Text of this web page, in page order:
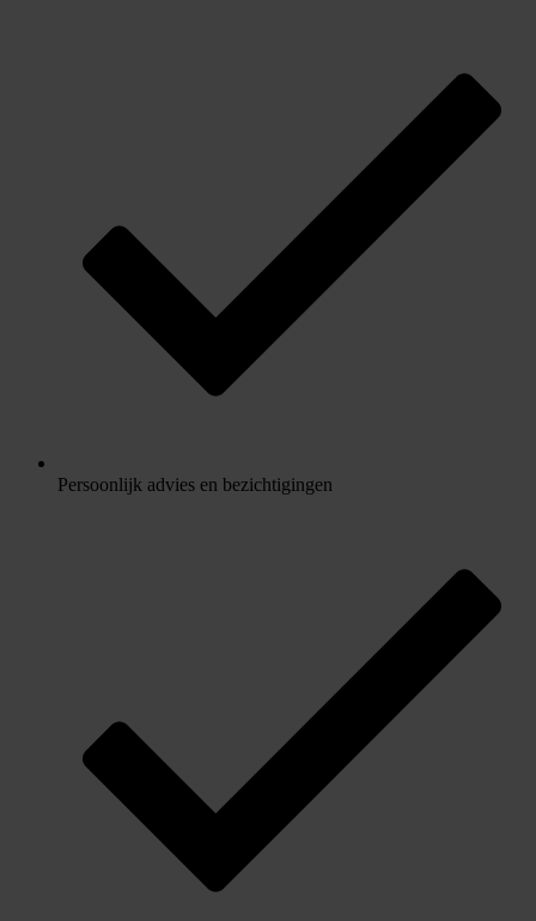
Persoonlijk advies en bezichtigingen